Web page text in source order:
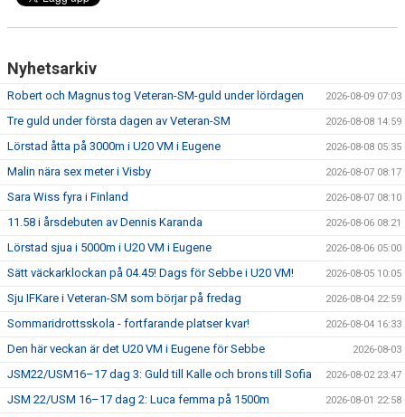
Nyhetsarkiv
Robert och Magnus tog Veteran-SM-guld under lördagen 2026-08-09 07:03
Tre guld under första dagen av Veteran-SM 2026-08-08 14:59
Lörstad åtta på 3000m i U20 VM i Eugene 2026-08-08 05:35
Malin nära sex meter i Visby 2026-08-07 08:17
Sara Wiss fyra i Finland 2026-08-07 08:10
11.58 i årsdebuten av Dennis Karanda 2026-08-06 08:21
Lörstad sjua i 5000m i U20 VM i Eugene 2026-08-06 05:00
Sätt väckarklockan på 04.45! Dags för Sebbe i U20 VM! 2026-08-05 10:05
Sju IFKare i Veteran-SM som börjar på fredag 2026-08-04 22:59
Sommaridrottsskola - fortfarande platser kvar! 2026-08-04 16:33
Den här veckan är det U20 VM i Eugene för Sebbe 2026-08-03
JSM22/USM16–17 dag 3: Guld till Kalle och brons till Sofia 2026-08-02 23:47
JSM 22/USM 16–17 dag 2: Luca femma på 1500m 2026-08-01 22:58